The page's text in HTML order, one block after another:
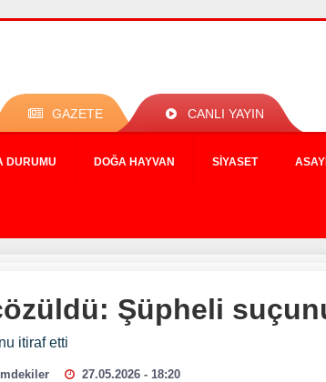
GAZETE CANLI YAYIN
DURUMU DOĞA HAYVAN SIYASET
Şüpheli
itiraf etti
27.05.2026 - 18:20